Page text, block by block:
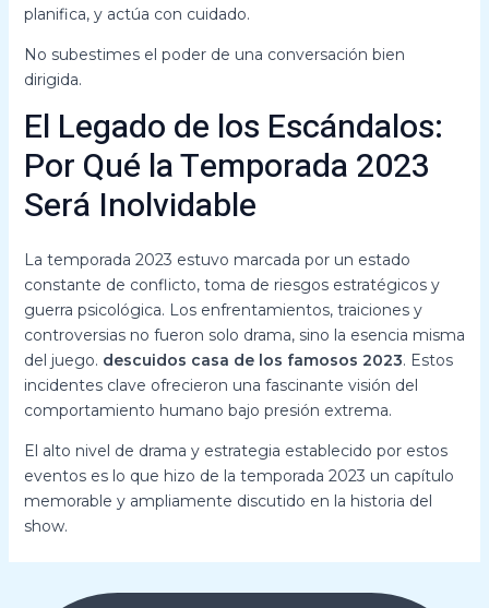
planifica, y actúa con cuidado.
No subestimes el poder de una conversación bien
dirigida.
El Legado de los Escándalos:
Por Qué la Temporada 2023
Será Inolvidable
La temporada 2023 estuvo marcada por un estado
constante de conflicto, toma de riesgos estratégicos y
guerra psicológica. Los enfrentamientos, traiciones y
controversias no fueron solo drama, sino la esencia misma
del juego. descuidos casa de los famosos 2023. Estos
incidentes clave ofrecieron una fascinante visión del
comportamiento humano bajo presión extrema.
El alto nivel de drama y estrategia establecido por estos
eventos es lo que hizo de la temporada 2023 un capítulo
memorable y ampliamente discutido en la historia del
show.